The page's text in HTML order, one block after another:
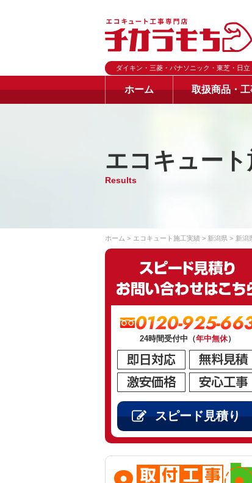
ダイキン・三菱・パナソニック・東芝・日立
ホーム 取扱商品・
エコキュー
Results
ホーム エコキュート施工実績 新潟県 新潟
0120-925-
24時間受付中（年中無休）
スピード見積り